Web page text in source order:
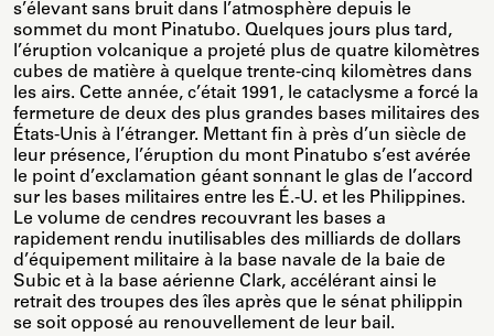
s’élevant sans bruit dans l’atmosphère depuis le
sommet du mont Pinatubo. Quelques jours plus tard,
l’éruption volcanique a projeté plus de quatre kilomètres
cubes de matière à quelque trente-cinq kilomètres dans
les airs. Cette année, c’était 1991, le cataclysme a forcé la
fermeture de deux des plus grandes bases militaires des
États-Unis à l’étranger. Mettant fin à près d’un siècle de
leur présence, l’éruption du mont Pinatubo s’est avérée
le point d’exclamation géant sonnant le glas de l’accord
sur les bases militaires entre les É.-U. et les Philippines.
Le volume de cendres recouvrant les bases a
rapidement rendu inutilisables des milliards de dollars
d’équipement militaire à la base navale de la baie de
Subic et à la base aérienne Clark, accélérant ainsi le
retrait des troupes des îles après que le sénat philippin
se soit opposé au renouvellement de leur bail.